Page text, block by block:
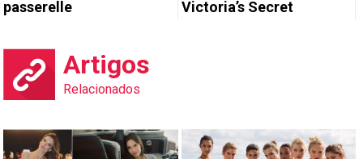
passerelle
Victoria’s Secret
Artigos
Relacionados